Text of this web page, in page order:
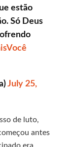
estão
Só Deus
July 25,
de luto,
antes